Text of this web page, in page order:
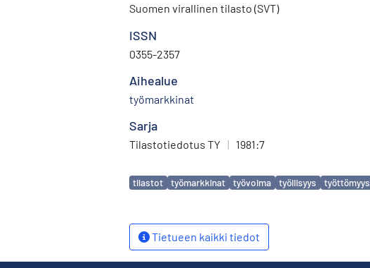
Suomen virallinen tilasto (SVT)
ISSN
0355-2357
Aihealue
työmarkkinat
Sarja
Tilastotiedotus TY | 1981:7
Avainsanat
tilastot työmarkkinat työvoima työllisyys työttömyys
Tietueen kaikki tiedot